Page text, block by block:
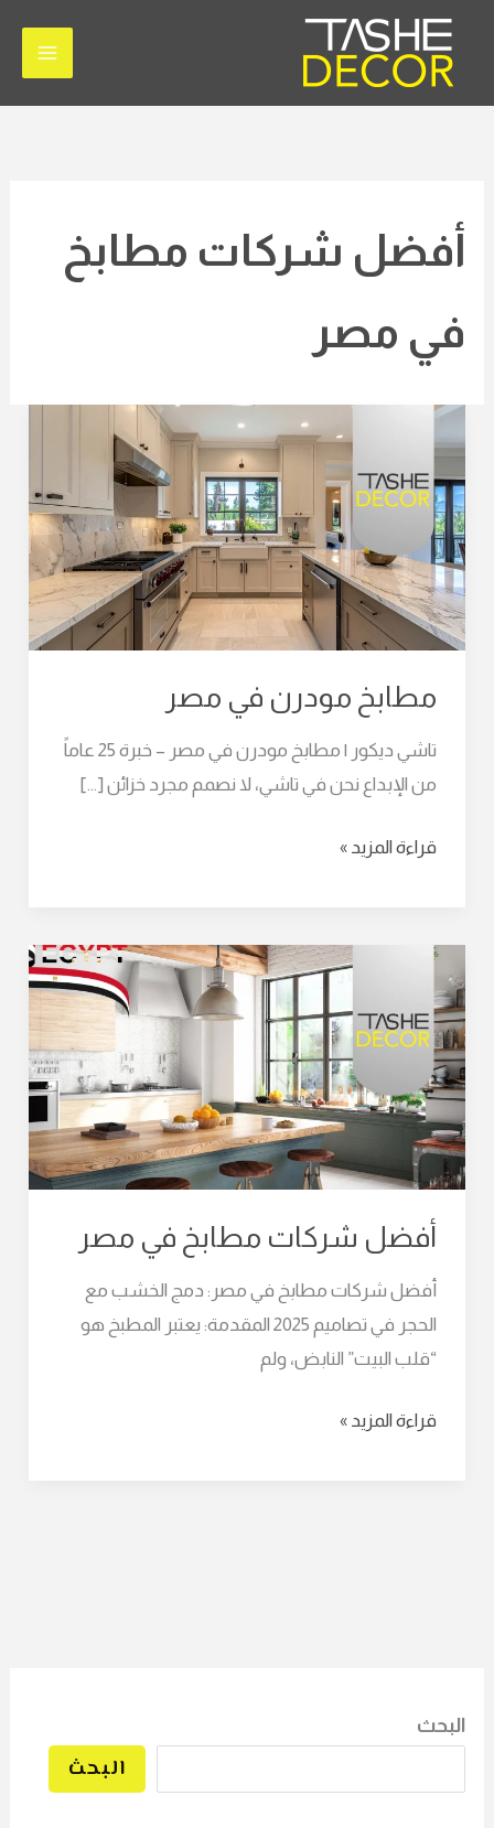
تخطي
المحتوى
أفضل شركات مطابخ
في مصر
مطابخ مودرن في مصر
تاشي ديكور | مطابخ مودرن في مصر – خبرة 25 عاماً
من الإبداع نحن في تاشي، لا نصمم مجرد خزائن […]
مودرن
في
مصر
قراءة المزيد »
أفضل شركات مطابخ في مصر
أفضل شركات مطابخ في مصر: دمج الخشب مع
الحجر في تصاميم 2025 المقدمة: يعتبر المطبخ هو
“قلب البيت” النابض، ولم
أفضل
شركات
مطابخ
في
مصر
قراءة المزيد »
البحث
البحث